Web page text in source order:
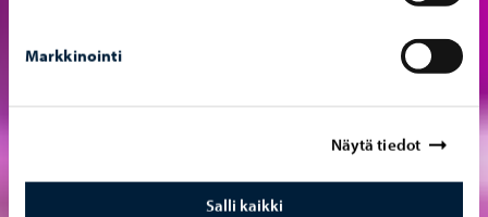
Markkinointi
Näytä tiedot
Salli kaikki